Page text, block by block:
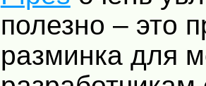
полезно – это
разминка для